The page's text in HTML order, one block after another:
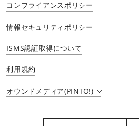
コンプライアンスポリシー
情報セキュリティポリシー
ISMS認証取得について
利用規約
オウンドメディア(PINTO!)